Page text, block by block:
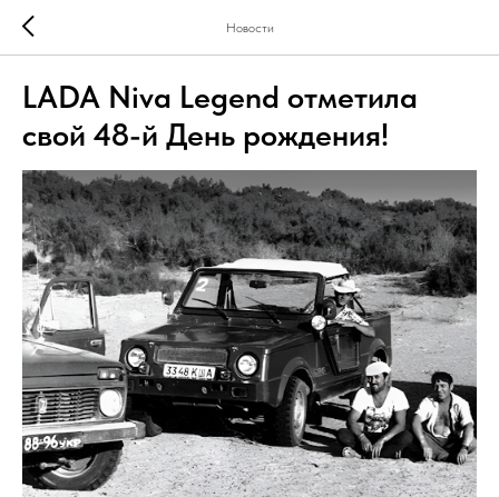
Новости
LADA Niva Legend отметила
свой 48-й День рождения!